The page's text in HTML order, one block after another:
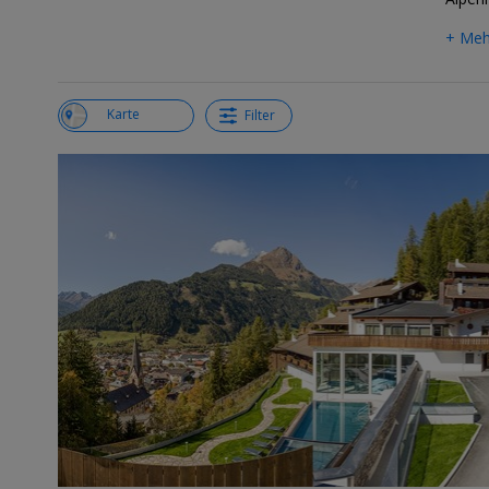
+
Karte Filter